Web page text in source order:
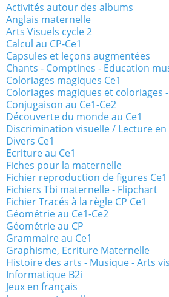
Activités autour des albums
Anglais maternelle
Arts Visuels cycle 2
Calcul au CP-Ce1
Capsules et leçons augmentées
Chants - Comptines - Education
Coloriages magiques Ce1
Coloriages magiques et coloriages
Conjugaison au Ce1-Ce2
Découverte du monde au Ce1
Discrimination visuelle / Lecture
Divers Ce1
Ecriture au Ce1
Fiches pour la maternelle
Fichier reproduction de figures Ce1
Fichiers Tbi maternelle - Flipchart
Fichier Tracés à la règle CP Ce1
Géométrie au Ce1-Ce2
Géométrie au CP
Grammaire au Ce1
Graphisme, Ecriture Maternelle
Histoire des arts - Musique - Arts
Informatique B2i
Jeux en français